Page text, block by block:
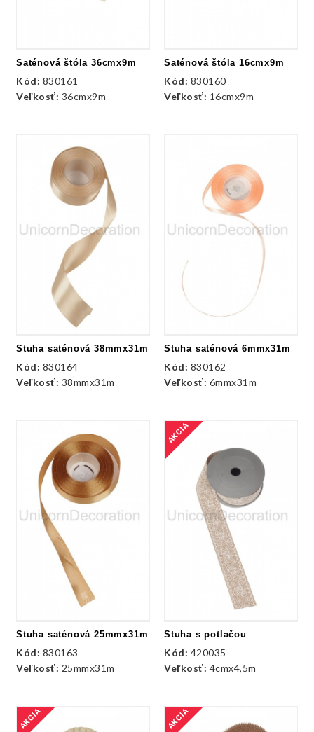
Saténová štóla 36cmx9m
Kód: 830161
Veľkosť: 36cmx9m
Saténová štóla 16cmx9m
Kód: 830160
Veľkosť: 16cmx9m
Stuha saténová 38mmx31m
Kód: 830164
Veľkosť: 38mmx31m
Stuha saténová 6mmx31m
Kód: 830162
Veľkosť: 6mmx31m
Stuha saténová 25mmx31m
Kód: 830163
Veľkosť: 25mmx31m
AKCIA
Stuha s potlačou
Kód: 420035
Veľkosť: 4cmx4,5m
AKCIA AKCIA